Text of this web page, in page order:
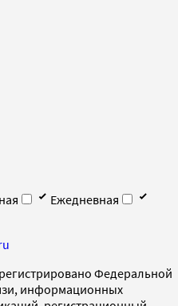
Ежедневная
Федеральной
информационных